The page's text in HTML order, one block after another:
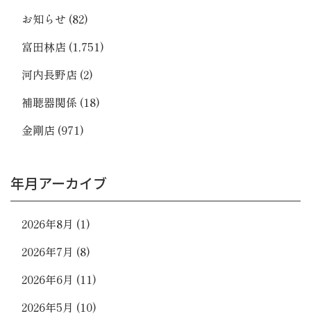
お知らせ (82)
富田林店 (1,751)
河内長野店 (2)
補聴器関係 (18)
金剛店 (971)
年月アーカイブ
2026年8月 (1)
2026年7月 (8)
2026年6月 (11)
2026年5月 (10)